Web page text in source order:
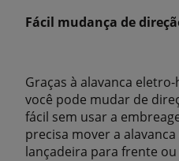
Fácil mudança de
Graças à alavanca
você pode mudar de
fácil sem usar a
precisa mover a
lançadeira para frente